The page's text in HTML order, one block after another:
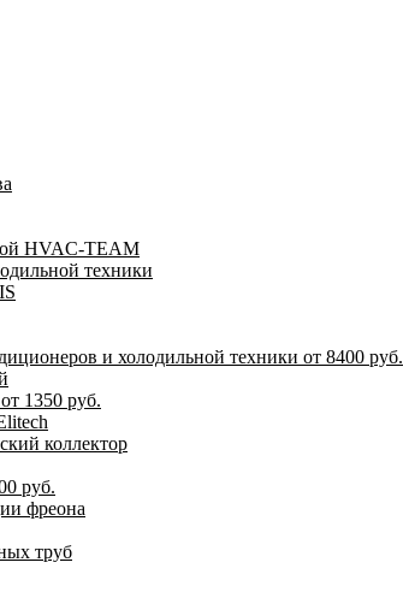
HVAC-TEAM
техники
и холодильной техники от 8400 руб.
1350 руб.
коллектор
руб.
фреона
труб